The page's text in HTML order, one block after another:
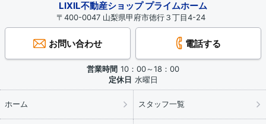
LIXIL不動産ショップ プライムホーム
〒400-0047 山梨県甲府市徳行３丁目4-24
お問い合わせ 電話する
営業時間 10：00～18：00
定休日 水曜日
ホーム スタッフ一覧